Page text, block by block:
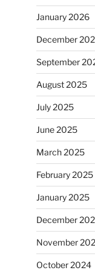
January 2026
December
September
August 2025
July 2025
June 2025
March 2025
February 2025
January 2025
December
November
October 2024